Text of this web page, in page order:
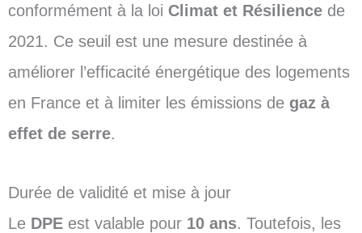
conformément à la loi Climat et Résilience de
2021. Ce seuil est une mesure destinée à
améliorer l’efficacité énergétique des logements
en France et à limiter les émissions de gaz à
effet de serre.
Durée de validité et mise à jour
Le DPE est valable pour 10 ans. Toutefois, les